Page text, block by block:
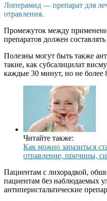
Лоперамид — препарат для
отравления.
Промежуток между
препаратов должен
Полезны могут быть также
такие, как субсалицилат
каждые 30 минут, но не более
Читайте также:
Как можно заразиться
отравление, причины,
Пациентам с лихорадкой,
пациентам без наблюдаемых
антиперистальтические